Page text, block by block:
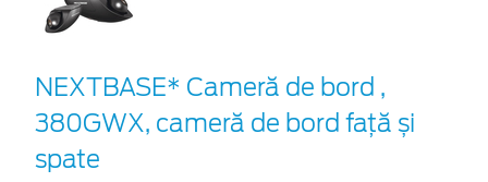
NEXTBASE* Cameră de bord ,
380GWX, cameră de bord față și
spate